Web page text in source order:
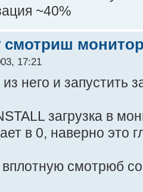
~40%
смотриш
17:21
него и запустить
загрузка в
в 0, наверно это
вплотную смотрюб